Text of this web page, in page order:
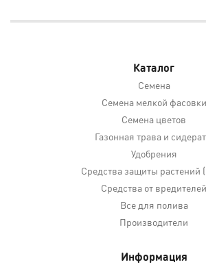
Каталог
Семена
Семена мелкой фасовки
Семена цветов
Газонная трава и
Удобрения
Средства защиты растений
Средства от вредителей
Все для полива
Производители
Информация